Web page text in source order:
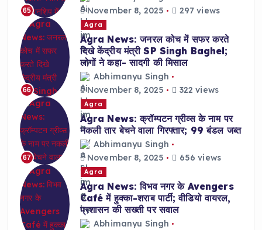
65
November 8, 2025
297 views
66
Agra
Agra News: जनरल कोच में सफर करते
दिखे केंद्रीय मंत्री SP Singh Baghel;
लोगों ने कहा- सादगी की मिसाल
Abhimanyu Singh
November 8, 2025
322 views
67
Agra
Agra News: क्रॉम्पटन ग्रीव्स के नाम पर
नकली तार बेचने वाला गिरफ्तार; 99 बंडल जब्त
Abhimanyu Singh
November 8, 2025
656 views
Agra
Agra News: विभव नगर के Avengers
Café में हुक्का-शराब पार्टी; वीडियो वायरल,
प्रशासन की सख्ती पर सवाल
Abhimanyu Singh